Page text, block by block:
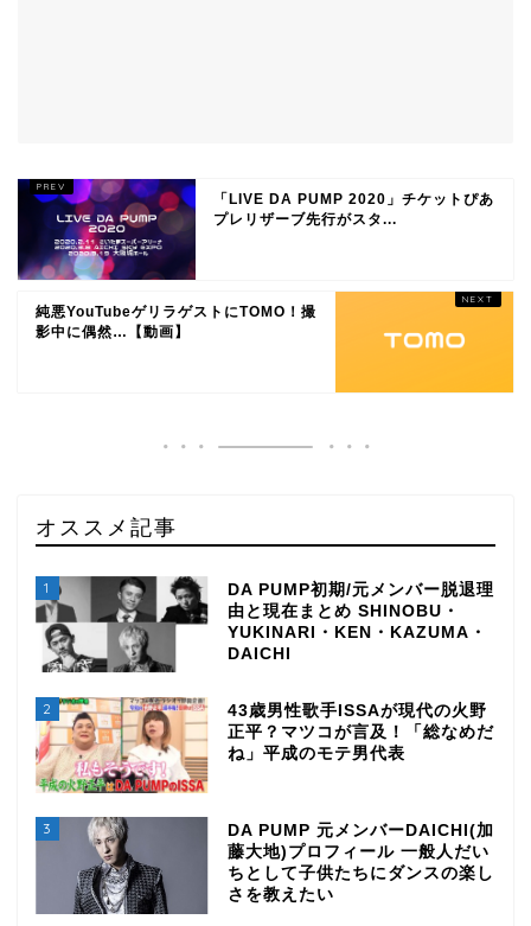
「LIVE DA PUMP 2020」チケットぴあ
プレリザーブ先行がスタ...
純悪YouTubeゲリラゲストにTOMO！撮
影中に偶然…【動画】
オススメ記事
1
DA PUMP初期/元メンバー脱退理
由と現在まとめ SHINOBU・
YUKINARI・KEN・KAZUMA・
DAICHI
2
43歳男性歌手ISSAが現代の火野
正平？マツコが言及！「総なめだ
ね」平成のモテ男代表
3
DA PUMP 元メンバーDAICHI(加
藤大地)プロフィール 一般人だい
ちとして子供たちにダンスの楽し
さを教えたい